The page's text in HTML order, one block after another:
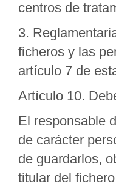
centros de
3.
ficheros y las
artículo 7 de
Artículo 10.
El responsable
de carácter
de guardarlos,
titular del